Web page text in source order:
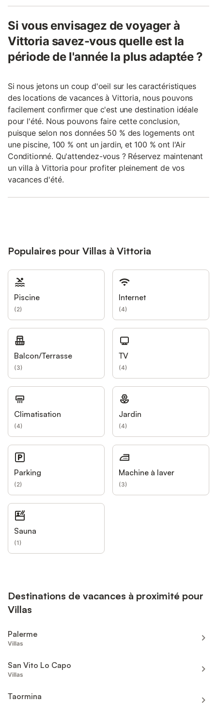
Si vous envisagez de voyager à
Vittoria savez-vous quelle est la
période de l'année la plus adaptée ?
Si nous jetons un coup d'oeil sur les caractéristiques
des locations de vacances à Vittoria, nous pouvons
facilement confirmer que c'est une destination idéale
pour l'été. Nous pouvons faire cette conclusion,
puisque selon nos données 50 % des logements ont
une piscine, 100 % ont un jardin, et 100 % ont l'Air
Conditionné. Qu'attendez-vous ? Réservez maintenant
un villa à Vittoria pour profiter pleinement de vos
vacances d'été.
Populaires pour Villas à Vittoria
Piscine
(2)
Internet
(4)
Balcon/Terrasse
(3)
TV
(4)
Climatisation
(4)
Jardin
(4)
Parking
(2)
Machine à laver
(3)
Sauna
(1)
Destinations de vacances à proximité pour
Villas
Palerme
Villas
San Vito Lo Capo
Villas
Taormina